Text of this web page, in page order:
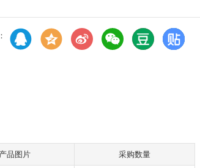
产品图片 采购数量